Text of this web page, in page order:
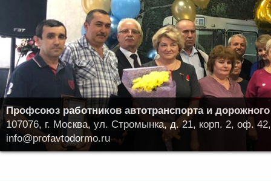
Профсоюз работников автотранспорта и
107076, г. Москва, ул. Стромынка, д. 21, корп. 2, оф.
info@profavtodormo.ru